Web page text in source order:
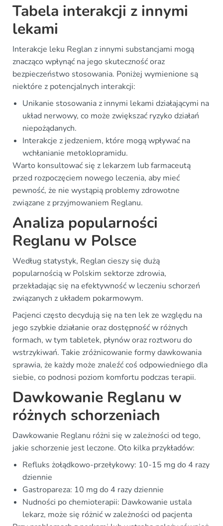
Tabela interakcji z innymi
lekami
Interakcje leku Reglan z innymi substancjami mogą
znacząco wpłynąć na jego skuteczność oraz
bezpieczeństwo stosowania. Poniżej wymienione są
niektóre z potencjalnych interakcji:
Unikanie stosowania z innymi lekami działającymi na
układ nerwowy, co może zwiększać ryzyko działań
niepożądanych.
Interakcje z jedzeniem, które mogą wpływać na
wchłanianie metoklopramidu.
Warto konsultować się z lekarzem lub farmaceutą
przed rozpoczęciem nowego leczenia, aby mieć
pewność, że nie wystąpią problemy zdrowotne
związane z przyjmowaniem Reglanu.
Analiza popularności
Reglanu w Polsce
Według statystyk, Reglan cieszy się dużą
popularnością w Polskim sektorze zdrowia,
przekładając się na efektywność w leczeniu schorzeń
związanych z układem pokarmowym.
Pacjenci często decydują się na ten lek ze względu na
jego szybkie działanie oraz dostępność w różnych
formach, w tym tabletek, płynów oraz roztworu do
wstrzykiwań. Takie zróżnicowanie formy dawkowania
sprawia, że każdy może znaleźć coś odpowiedniego dla
siebie, co podnosi poziom komfortu podczas terapii.
Dawkowanie Reglanu w
różnych schorzeniach
Dawkowanie Reglanu różni się w zależności od tego,
jakie schorzenie jest leczone. Oto kilka przykładów:
Refluks żołądkowo-przełykowy: 10-15 mg do 4 razy
dziennie
Gastropareza: 10 mg do 4 razy dziennie
Nudności po chemioterapii: Dawkowanie ustala
lekarz, może się różnić w zależności od pacjenta